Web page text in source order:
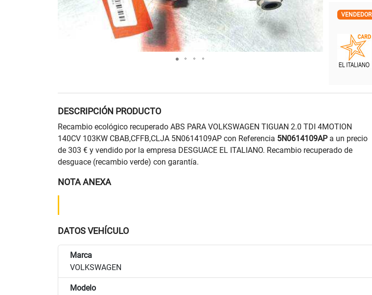
VENDEDOR
DESCRIPCIÓN PRODUCTO
Recambio ecológico recuperado ABS PARA VOLKSWAGEN TIGUAN 2.0 TDI 4MOTION
140CV 103KW CBAB,CFFB,CLJA 5N0614109AP con Referencia 5N0614109APa un precio
de 303 € y vendido por la empresa DESGUACE EL ITALIANO. Recambio recuperado de
desguace (recambio verde) con garantía.
NOTA ANEXA
DATOS VEHÍCULO
Marca
VOLKSWAGEN
Modelo